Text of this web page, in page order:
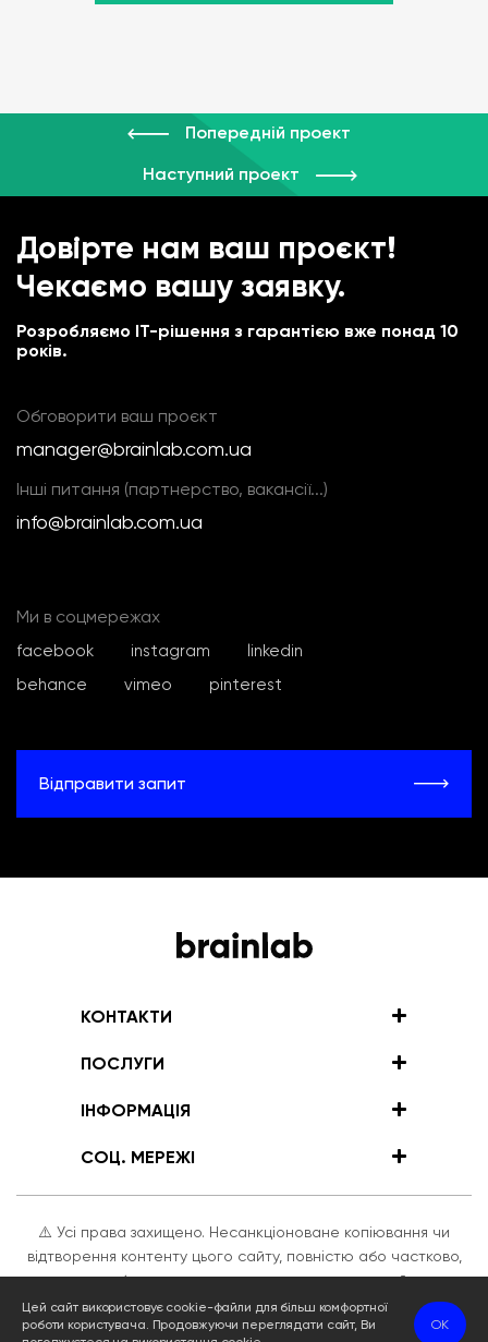
Попередній проект
Наступний проект
Довірте нам ваш проєкт!
Чекаємо вашу заявку.
Розробляємо IT-рішення з гарантією вже понад 10
років.
Обговорити ваш проєкт
manager@brainlab.com.ua
Інші питання (партнерство, вакансії...)
info@brainlab.com.ua
Ми в соцмережах
facebook instagram
linkedin
behance
vimeo pinterest
Відправити запит
КОНТАКТИ
ПОСЛУГИ
ІНФОРМАЦІЯ
СОЦ. МЕРЕЖІ
⚠️ Усі права захищено. Несанкціоноване копіювання чи
відтворення контенту цього сайту, повністю або частково,
суворо заборонено та може призвести до негайного
застосування DMCA, включаючи блокування домену. Ми
активно стежимо за дотриманням наших авторських прав.
Цей сайт використовує cookie-файли для більш комфортної
роботи користувача. Продовжуючи переглядати сайт, Ви
OK